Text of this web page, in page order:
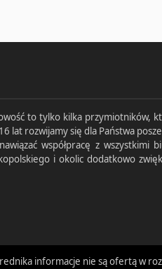
to tylko kilka przymiotników,
lat rozwijamy się dla Państwa
współpracę z wszystkimi
i okolic dodatkowo
informacje nie są ofertą w